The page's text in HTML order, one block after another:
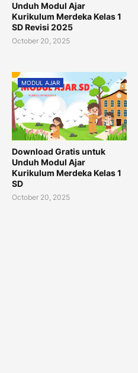
Unduh Modul Ajar
Kurikulum Merdeka Kelas 1
SD Revisi 2025
October 20, 2025
MODUL AJAR
Download Gratis untuk
Unduh Modul Ajar
Kurikulum Merdeka Kelas 1
SD
October 20, 2025